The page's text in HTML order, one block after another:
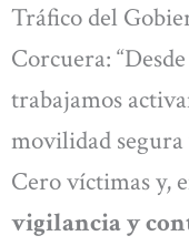
Tráfico del
Corcuera:
trabajamos
movilidad
Cero víctimas y,
vigilancia y